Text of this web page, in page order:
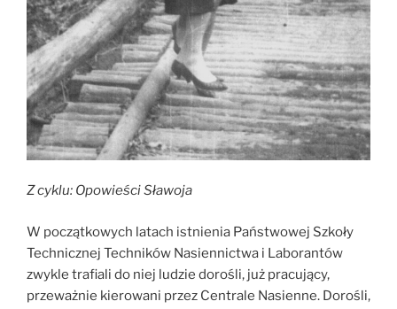
Z cyklu: Opowieści Sławoja
W początkowych latach istnienia Państwowej Szkoły
Technicznej Techników Nasiennictwa i Laborantów
zwykle trafiali do niej ludzie dorośli, już pracujący,
przeważnie kierowani przez Centrale Nasienne. Dorośli,